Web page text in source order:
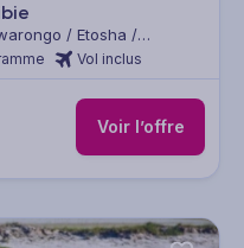
/ Etosha /
du Namib / Mariental
Vol inclus
Voir l’offre